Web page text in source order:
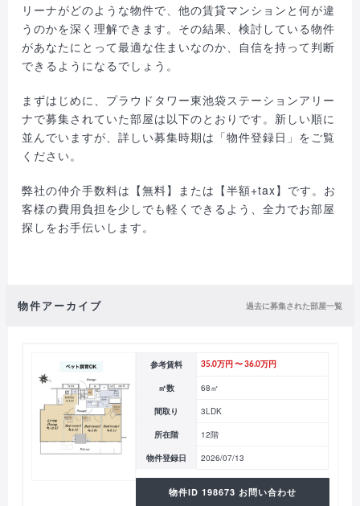
リーナがどのような物件で、他の賃貸マンションと何が違
うのかを深く理解できます。その結果、検討している物件
があなたにとって最適な住まいなのか、自信を持って判断
できるようになるでしょう。
まずはじめに、プラウドタワー東池袋ステーションアリー
ナで募集されていた部屋は以下のとおりです。新しい順に
並んでいますが、詳しい募集時期は「物件登録日」をご覧
ください。
弊社の仲介手数料は【無料】または【半額+tax】です。お
客様の費用負担を少しでも軽くできるよう、全力でお部屋
探しをお手伝いします。
物件アーカイブ 過去に募集された部屋一覧
参考賃料 35.0万円 〜 36.0万円
㎡数 68㎡
間取り 3LDK
所在階 12階
物件登録日 2026/07/13
物件ID 198673 お問い合わせ